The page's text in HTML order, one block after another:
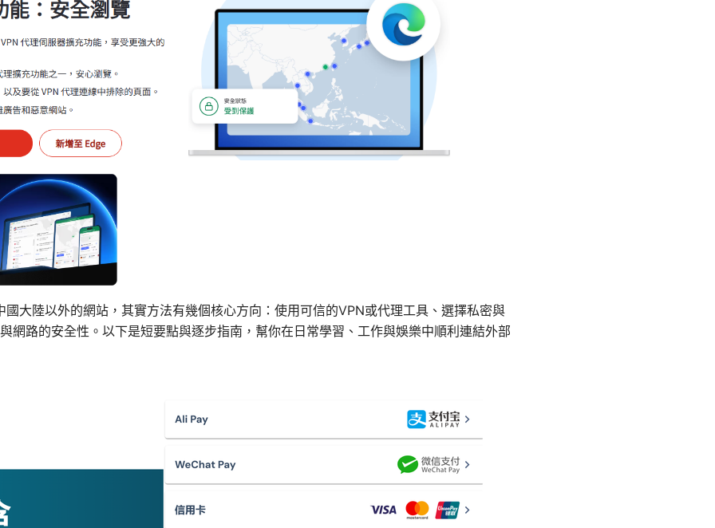
大陸以外的網站，其實方法有幾個核心方向：使用可信的VPN或代理工具、選擇私密與
網路的安全性。以下是短要點與逐步指南，幫你在日常學習、工作與娛樂中順利連結外部